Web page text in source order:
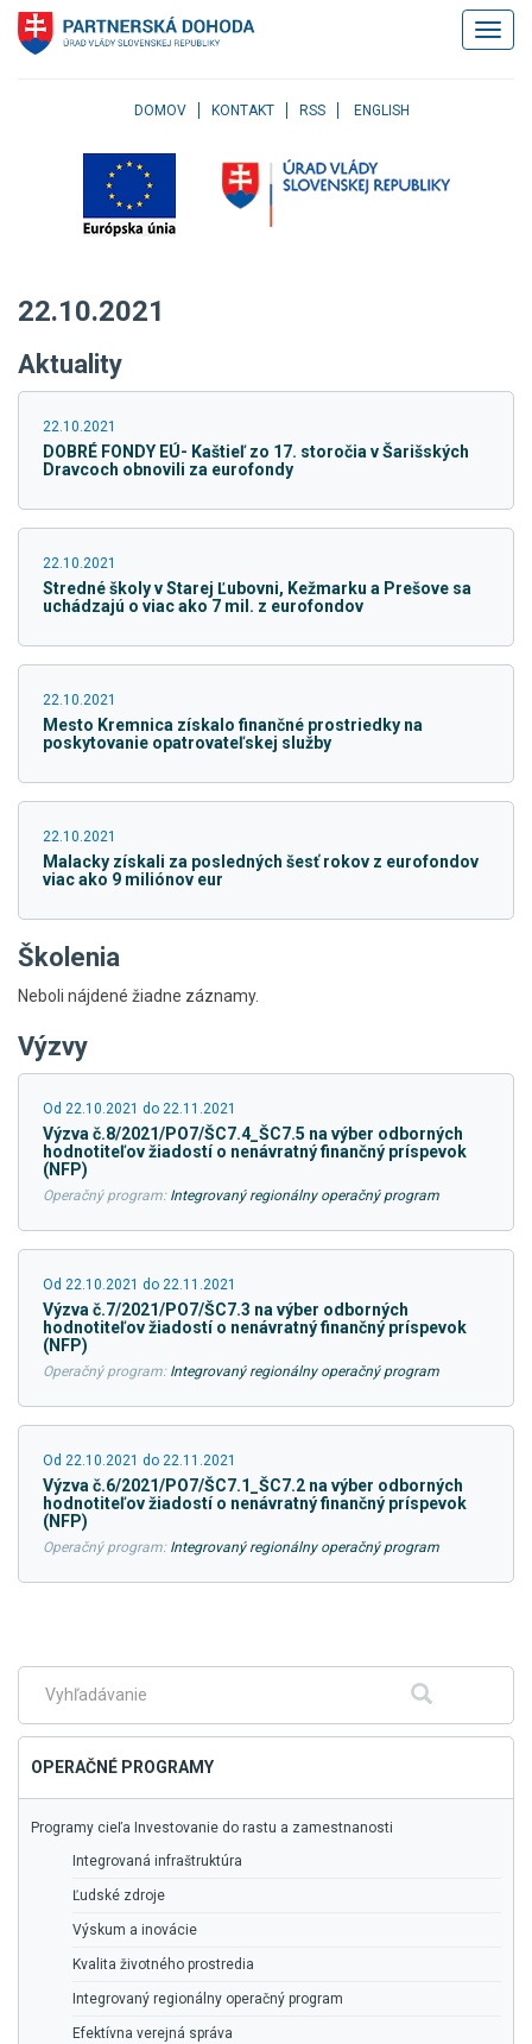
Klávesové
skratky
Skočiť
menu
na
Skočiť
stránky
DOMOV KONTAKT RSS ENGLISH
22.10.2021
Aktuality
22.10.2021
DOBRÉ FONDY EÚ- Kaštieľ zo 17. storočia v Šarišských
Dravcoch obnovili za eurofondy
22.10.2021
Stredné školy v Starej Ľubovni, Kežmarku a Prešove sa
uchádzajú o viac ako 7 mil. z eurofondov
22.10.2021
Mesto Kremnica získalo finančné prostriedky na
poskytovanie opatrovateľskej služby
22.10.2021
Malacky získali za posledných šesť rokov z eurofondov
viac ako 9 miliónov eur
Školenia
Neboli nájdené žiadne záznamy.
Výzvy
Od 22.10.2021 do 22.11.2021
Výzva č.8/2021/PO7/ŠC7.4_ŠC7.5 na výber odborných
hodnotiteľov žiadostí o nenávratný finančný príspevok
(NFP)
Operačný program: Integrovaný regionálny operačný program
Od 22.10.2021 do 22.11.2021
Výzva č.7/2021/PO7/ŠC7.3 na výber odborných
hodnotiteľov žiadostí o nenávratný finančný príspevok
(NFP)
Operačný program: Integrovaný regionálny operačný program
Od 22.10.2021 do 22.11.2021
Výzva č.6/2021/PO7/ŠC7.1_ŠC7.2 na výber odborných
hodnotiteľov žiadostí o nenávratný finančný príspevok
(NFP)
Operačný program: Integrovaný regionálny operačný program
menu
Fulltextové
Hľadať
OPERAČNÉ PROGRAMY
Programy cieľa Investovanie do rastu a zamestnanosti
Integrovaná infraštruktúra
Ľudské zdroje
Výskum a inovácie
Kvalita životného prostredia
Integrovaný regionálny operačný program
Efektívna verejná správa